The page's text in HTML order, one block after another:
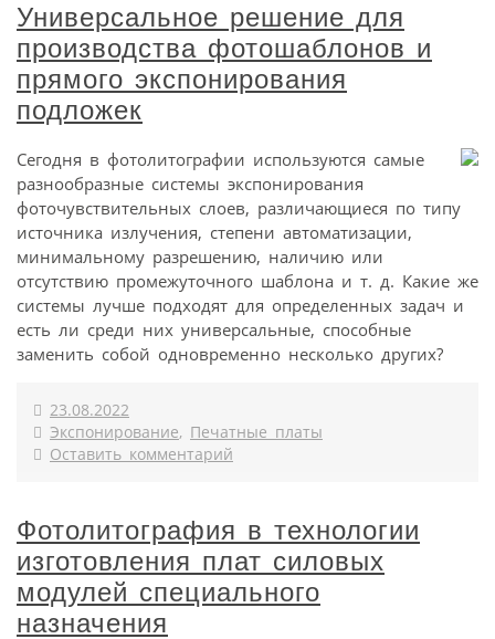
Универсальное решение для
производства фотошаблонов и
прямого экспонирования
подложек
Сегодня в фотолитографии используются самые
разнообразные системы экспонирования
фоточувствительных слоев, различающиеся по типу
источника излучения, степени автоматизации,
минимальному разрешению, наличию или
отсутствию промежуточного шаблона и т. д. Какие же
системы лучше подходят для определенных задач и
есть ли среди них универсальные, способные
заменить собой одновременно несколько других?
23.08.2022
Экспонирование, Печатные платы
Оставить комментарий
Фотолитография в технологии
изготовления плат силовых
модулей специального
назначения